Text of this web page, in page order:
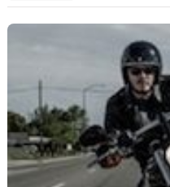
Marques
Services